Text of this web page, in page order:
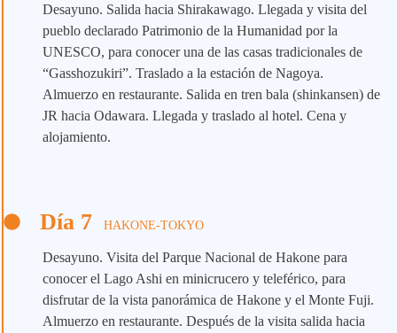
Desayuno. Salida hacia Shirakawago. Llegada y visita del
pueblo declarado Patrimonio de la Humanidad por la
UNESCO, para conocer una de las casas tradicionales de
“Gasshozukiri”. Traslado a la estación de Nagoya.
Almuerzo en restaurante. Salida en tren bala (shinkansen) de
JR hacia Odawara. Llegada y traslado al hotel. Cena y
alojamiento.
Día 7 HAKONE-TOKYO
Desayuno. Visita del Parque Nacional de Hakone para
conocer el Lago Ashi en minicrucero y teleférico, para
disfrutar de la vista panorámica de Hakone y el Monte Fuji.
Almuerzo en restaurante. Después de la visita salida hacia